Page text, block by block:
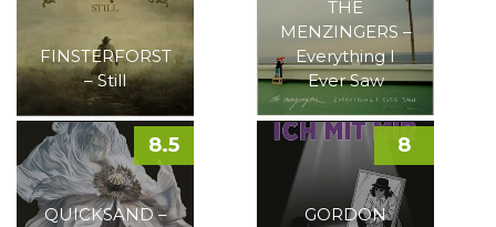
FINSTERFORST
– Still
THE
MENZINGERS –
Everything I
Ever Saw
QUICKSAND –
8.5
GORDON
8